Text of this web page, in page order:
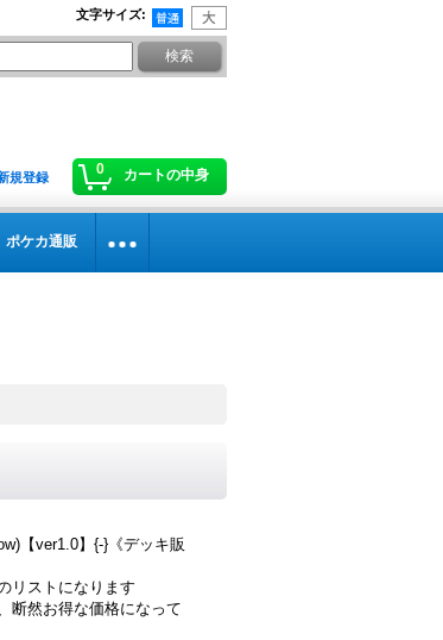
文字サイズ:
0 カートの中身
規登録
ポケカ通販
【ver1.0】{-}《デッキ販
リストになります
断然お得な価格になって